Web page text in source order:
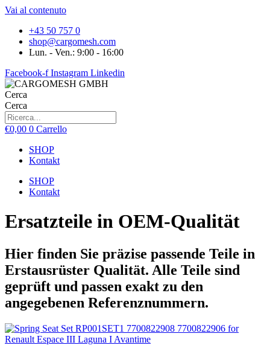
Vai al contenuto
+43 50 757 0
shop@cargomesh.com
Lun. - Ven.: 9:00 - 16:00
Facebook-f Instagram Linkedin
Cerca
Cerca
€0,00 0 Carrello
SHOP
Kontakt
SHOP
Kontakt
Ersatzteile in OEM-Qualität
Hier finden Sie präzise passende Teile in
Erstausrüster Qualität. Alle Teile sind
geprüft und passen exakt zu den
angegebenen Referenznummern.